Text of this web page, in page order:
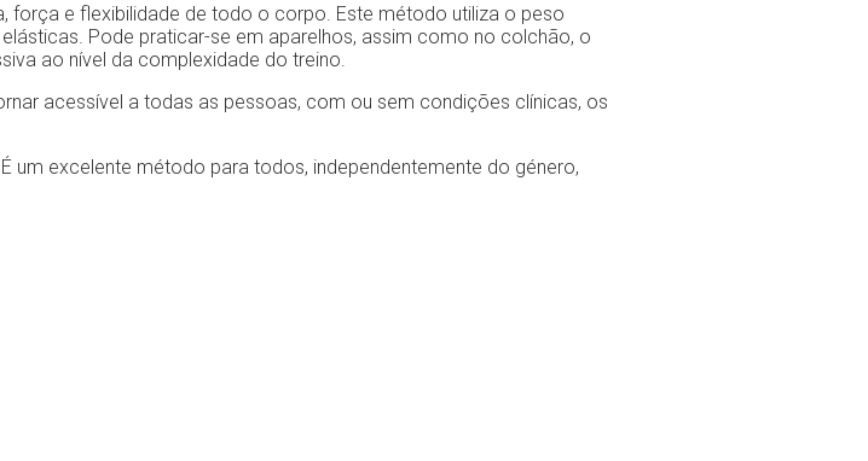
e flexibilidade de todo o corpo. Este método utiliza o peso
Pode praticar-se em aparelhos, assim como no colchão, o
ao nível da complexidade do treino.
acessível a todas as pessoas, com ou sem condições clínicas, os
excelente método para todos, independentemente do género,